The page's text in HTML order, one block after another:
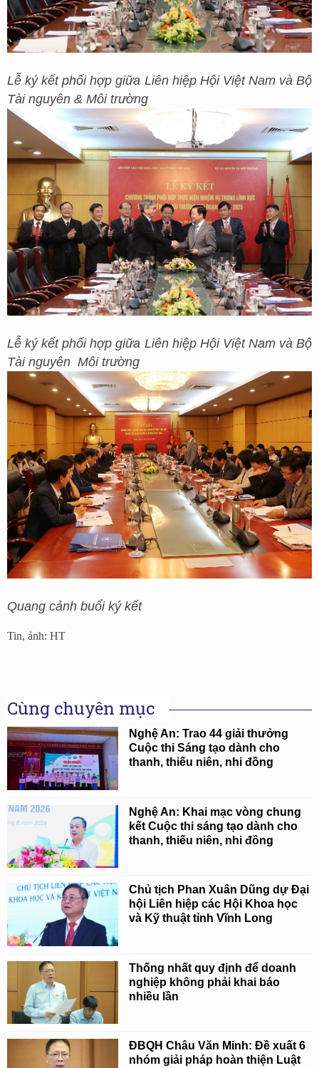
Lễ ký kết phối hợp giữa Liên hiệp Hội Việt Nam và Bộ
Tài nguyên & Môi trường
Lễ ký kết phối hợp giữa Liên hiệp Hội Việt Nam và Bộ
Tài nguyên Môi trường
Quang cảnh buổi ký kết
Tin, ảnh: HT
Cùng chuyên mục
Nghệ An: Trao 44 giải thưởng
Cuộc thi Sáng tạo dành cho
thanh, thiếu niên, nhi đồng
Nghệ An: Khai mạc vòng chung
kết Cuộc thi sáng tạo dành cho
thanh, thiếu niên, nhi đồng
Chủ tịch Phan Xuân Dũng dự Đại
hội Liên hiệp các Hội Khoa học
và Kỹ thuật tỉnh Vĩnh Long
Thống nhất quy định để doanh
nghiệp không phải khai báo
nhiều lần
ĐBQH Châu Văn Minh: Đề xuất 6
nhóm giải pháp hoàn thiện Luật